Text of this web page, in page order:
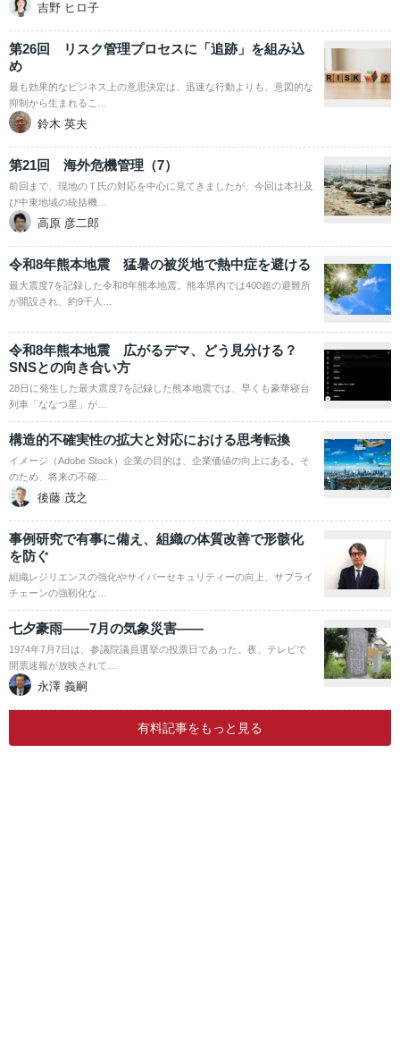
吉野 ヒロ子
第26回 リスク管理プロセスに「追跡」を組み込
め
最も効果的なビジネス上の意思決定は、迅速な行動よりも、意図的な
抑制から生まれるこ…
鈴木 英夫
第21回 海外危機管理（7）
前回まで、現地のＴ氏の対応を中心に見てきましたが、今回は本社及
び中東地域の統括機…
高原 彦二郎
令和8年熊本地震 猛暑の被災地で熱中症を避ける
最大震度7を記録した令和8年熊本地震。熊本県内では400超の避難所
が開設され、約9千人…
令和8年熊本地震 広がるデマ、どう見分ける？
SNSとの向き合い方
28日に発生した最大震度7を記録した熊本地震では、早くも豪華寝台
列車「ななつ星」が…
構造的不確実性の拡大と対応における思考転換
イメージ（Adobe Stock）企業の目的は、企業価値の向上にある。そ
のため、将来の不確…
後藤 茂之
事例研究で有事に備え、組織の体質改善で形骸化
を防ぐ
組織レジリエンスの強化やサイバーセキュリティーの向上、サプライ
チェーンの強靭化な…
七夕豪雨――7月の気象災害――
1974年7月7日は、参議院議員選挙の投票日であった。夜、テレビで
開票速報が放映されて…
永澤 義嗣
有料記事をもっと見る